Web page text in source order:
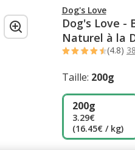
Dog's Love
Dog's Love -
Naturel à la
(4.8)
Taille: 200g
200g
3.29€
(16.45€ / kg)